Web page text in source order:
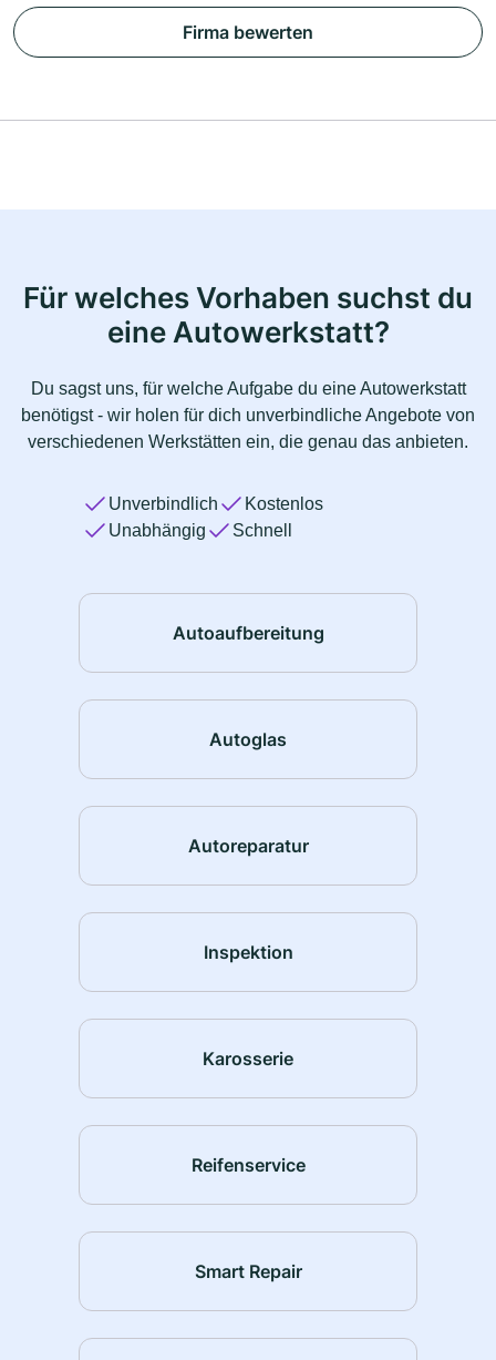
Firma bewerten
Für welches Vorhaben suchst du
eine Autowerkstatt?
Du sagst uns, für welche Aufgabe du eine Autowerkstatt
benötigst - wir holen für dich unverbindliche Angebote von
verschiedenen Werkstätten ein, die genau das anbieten.
Unverbindlich
Kostenlos
Unabhängig
Schnell
Autoaufbereitung
Autoglas
Autoreparatur
Inspektion
Karosserie
Reifenservice
Smart Repair